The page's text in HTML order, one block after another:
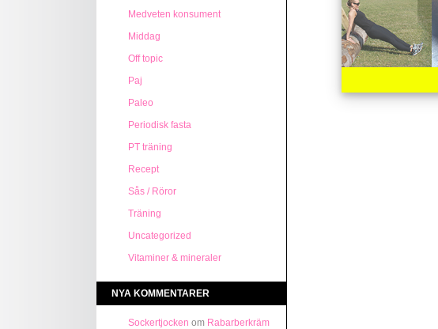
Medveten konsument
Middag
Off topic
Paj
Paleo
Periodisk fasta
PT träning
Recept
Sås / Röror
Träning
Uncategorized
Vitaminer & mineraler
NYA KOMMENTARER
Sockertjocken om Rabarberkräm